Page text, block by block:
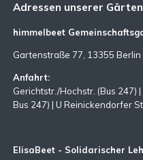
Adressen unserer Gärten
himmelbeet
Gartenstraße 77, 13355 Berlin
Anfahrt:
Gerichtstr./Hochstr. (Bus 247)
Bus 247) | U Reinickendorfer
ElisaBeet - Solidarischer